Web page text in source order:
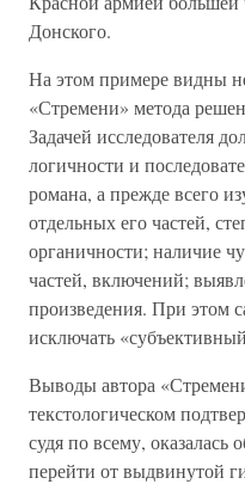
Донского.
На этом примере видны
«Стремени» метода
Задачей исследователя
логичности и
романа, а прежде всего
отдельных его частей,
органичности; наличие
частей, включений;
произведения. При этом
исключать
Выводы автора
текстологическом
судя по всему,
перейти от выдвинутой